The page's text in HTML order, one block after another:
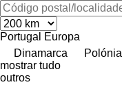
Portugal
Europa
Dinamarca
Polónia
mostrar tudo
outros